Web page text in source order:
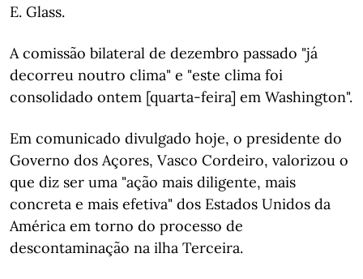
E. Glass.
A comissão bilateral de dezembro passado "já
decorreu noutro clima" e "este clima foi
consolidado ontem [quarta-feira] em Washington".
Em comunicado divulgado hoje, o presidente do
Governo dos Açores, Vasco Cordeiro, valorizou o
que diz ser uma "ação mais diligente, mais
concreta e mais efetiva" dos Estados Unidos da
América em torno do processo de
descontaminação na ilha Terceira.